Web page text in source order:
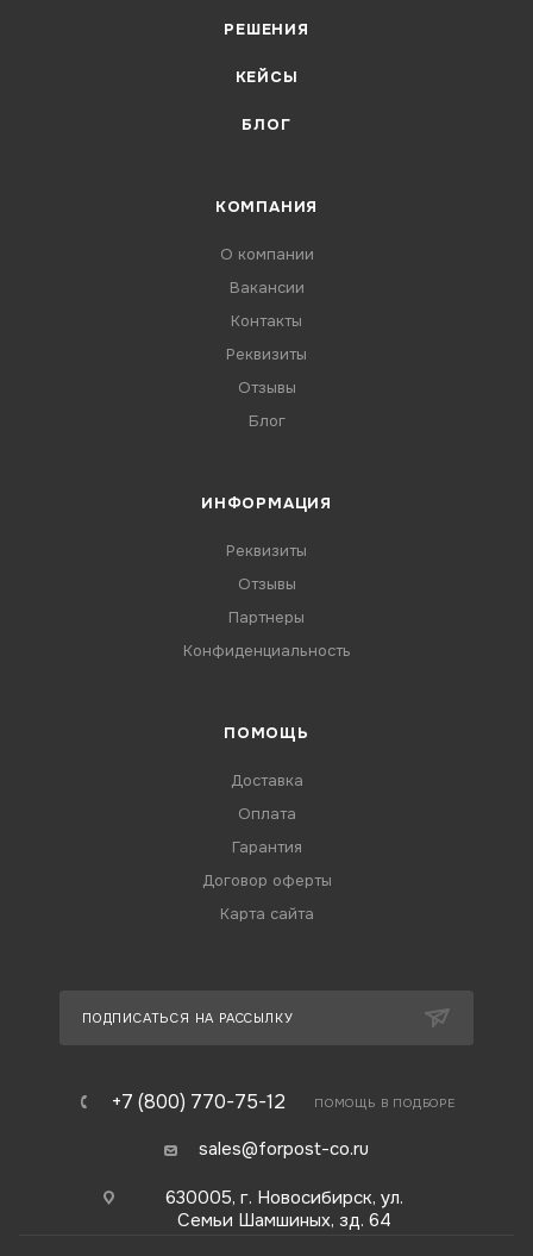
РЕШЕНИЯ
КЕЙСЫ
БЛОГ
КОМПАНИЯ
О компании
Вакансии
Контакты
Реквизиты
Отзывы
Блог
ИНФОРМАЦИЯ
Реквизиты
Отзывы
Партнеры
Конфиденциальность
ПОМОЩЬ
Доставка
Оплата
Гарантия
Договор оферты
Карта сайта
ПОДПИСАТЬСЯ НА РАССЫЛКУ
+7 (800) 770-75-12 ПОМОЩЬ В ПОДБОРЕ
sales@forpost-co.ru
630005, г. Новосибирск, ул.
Семьи Шамшиных, зд. 64